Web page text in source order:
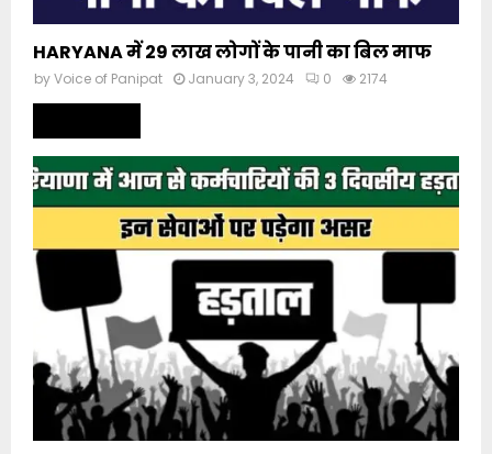
HARYANA में 29 लाख लोगों के पानी का बिल माफ
byVoice of Panipat January 3, 2024 0 2174